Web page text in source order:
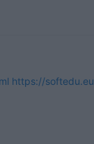
https://